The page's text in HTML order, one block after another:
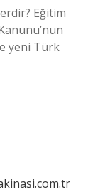
Eğitim
yeni Türk